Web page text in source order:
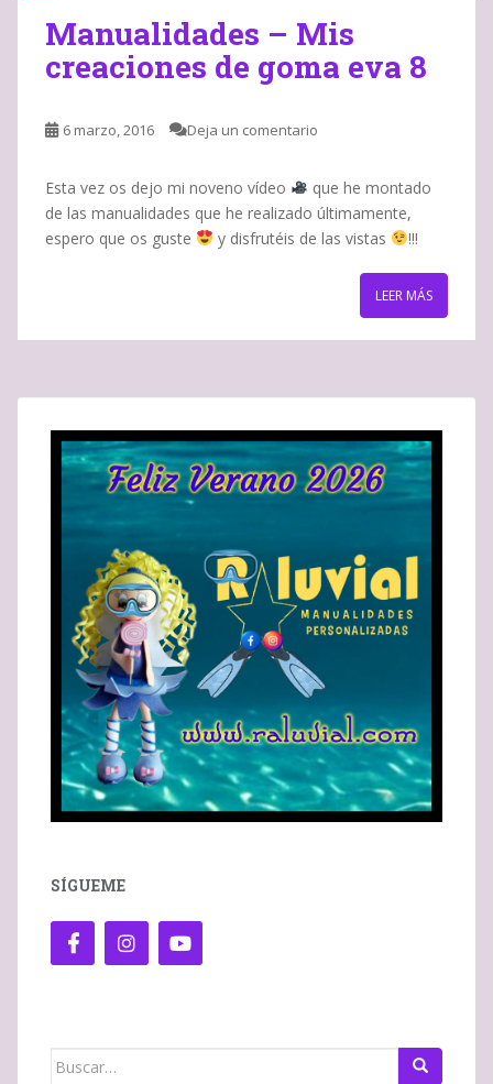
Manualidades – Mis
creaciones de goma eva 8
6 marzo, 2016 Deja un comentario
Esta vez os dejo mi noveno vídeo
que he montado
de las manualidades que he realizado últimamente,
espero que os guste
y disfrutéis de las vistas !!!
LEER MÁS
SÍGUEME
Buscar: